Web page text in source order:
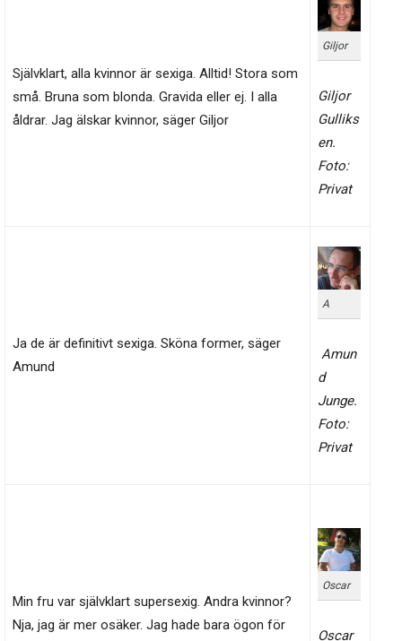
Självklart, alla kvinnor är sexiga. Alltid! Stora som
små. Bruna som blonda. Gravida eller ej. I alla
åldrar. Jag älskar kvinnor, säger Giljor
Giljor
Giljor
Gulliks
en.
Foto:
Privat
Ja de är definitivt sexiga. Sköna former, säger
Amund
A
Amun
d
Junge.
Foto:
Privat
Min fru var självklart supersexig. Andra kvinnor?
Nja, jag är mer osäker. Jag hade bara ögon för
Oscar
Oscar